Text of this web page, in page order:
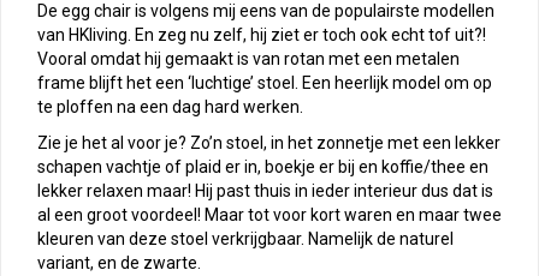
De egg chair is volgens mij eens van de populairste modellen
van HKliving. En zeg nu zelf, hij ziet er toch ook echt tof uit?!
Vooral omdat hij gemaakt is van rotan met een metalen
frame blijft het een ‘luchtige’ stoel. Een heerlijk model om op
te ploffen na een dag hard werken.
Zie je het al voor je? Zo’n stoel, in het zonnetje met een lekker
schapen vachtje of plaid er in, boekje er bij en koffie/thee en
lekker relaxen maar! Hij past thuis in ieder interieur dus dat is
al een groot voordeel! Maar tot voor kort waren en maar twee
kleuren van deze stoel verkrijgbaar. Namelijk de naturel
variant, en de zwarte.